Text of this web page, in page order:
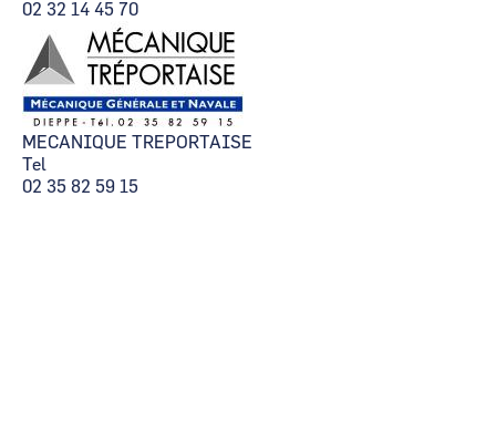
02 32 14 45 70
MECANIQUE TREPORTAISE
Tel
02 35 82 59 15